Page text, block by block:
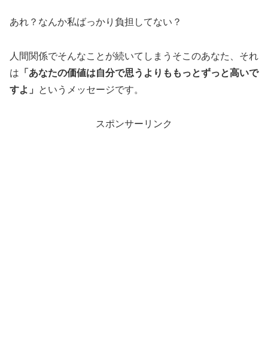
あれ？なんか私ばっかり負担してない？
人間関係でそんなことが続いてしまうそこのあなた、それ
は 「あなたの価値は自分で思うよりももっとずっと高いで
すよ」
というメッセージです。
スポンサーリンク